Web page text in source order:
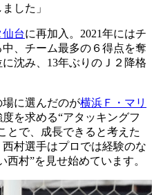
した」
台に再加入。2021年にはチ
、チーム最多の６得点を奪
沈み、13年ぶりのＪ２降格
に選んだのが横浜Ｆ・マリ
を求める“アタッキングフ
とで、成長できると考えた
村選手はプロでは経験のな
村”を見せ始めています。